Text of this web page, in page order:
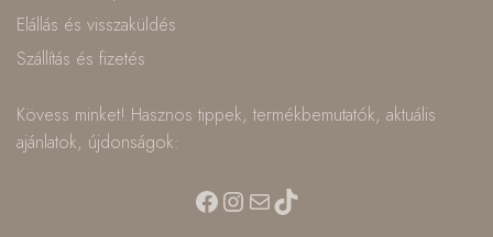
Elállás és visszaküldés
Szállítás és fizetés
Kövess minket! Hasznos tippek, termékbemutatók, aktuális
ajánlatok, újdonságok:
Facebook
Instagram
MailTikTok